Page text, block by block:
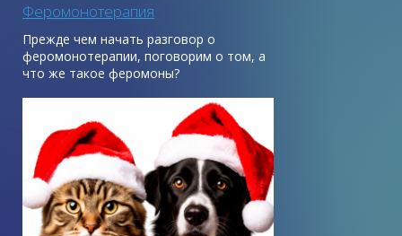
Феромонотерапия
Прежде чем начать разговор о
феромонотерапии, поговорим о том, а
что же такое феромоны?